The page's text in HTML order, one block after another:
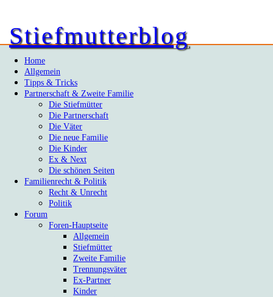
Stiefmutterblog
Home
Allgemein
Tipps & Tricks
Partnerschaft & Zweite Familie
Die Stiefmütter
Die Partnerschaft
Die Väter
Die neue Familie
Die Kinder
Ex & Next
Die schönen Seiten
Familienrecht & Politik
Recht & Unrecht
Politik
Forum
Foren-Hauptseite
Allgemein
Stiefmütter
Zweite Familie
Trennungsväter
Ex-Partner
Kinder